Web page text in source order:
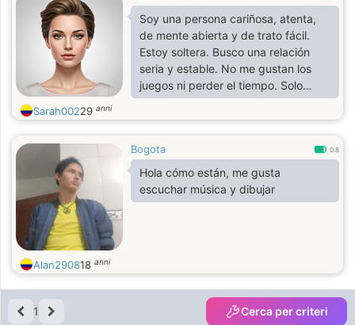
Soy una persona cariñosa, atenta,
de mente abierta y de trato fácil.
Estoy soltera. Busco una relación
seria y estable. No me gustan los
juegos ni perder el tiempo. Solo
quiero un hombre que me apoye y
luchemos juntos.
Sarah00229 anni
Bogota 0.8
Hola cómo están, me gusta
escuchar música y dibujar
Alan290818 anni
1 Cerca per criteri